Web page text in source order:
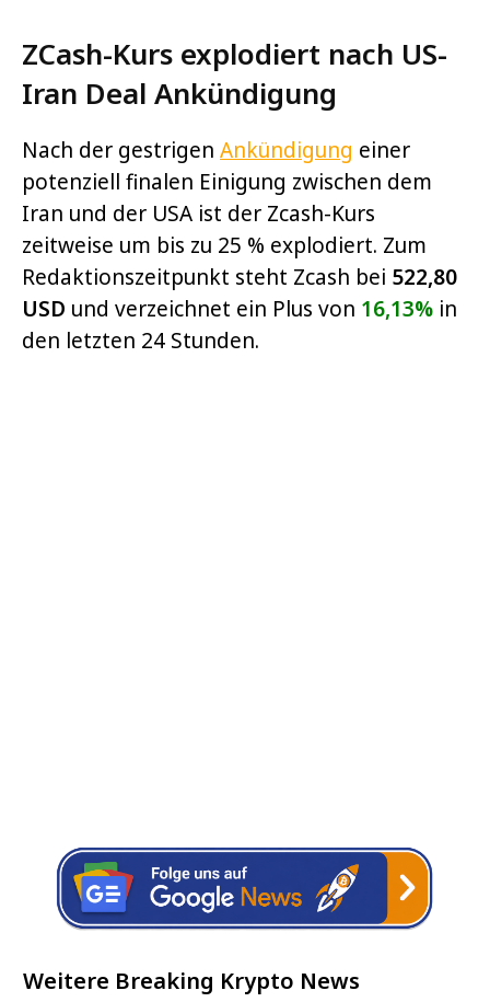
ZCash-Kurs explodiert nach US-
Iran Deal Ankündigung
Nach der gestrigen Ankündigung einer
potenziell finalen Einigung zwischen dem
Iran und der USA ist der Zcash-Kurs
zeitweise um bis zu 25 % explodiert. Zum
Redaktionszeitpunkt steht Zcash bei 522,80
USD und verzeichnet ein Plus von 16,13% in
den letzten 24 Stunden.
Weitere Breaking Krypto News